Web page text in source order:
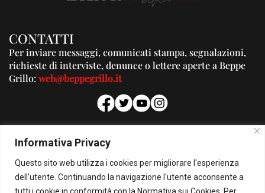
Informativa Privacy
Questo sito web utilizza i cookies per migliorare l'esperienza
dell'utente. Continuando la navigazione l'utente acconsente a
tutti i cookie in conformità con la Normativa sui Cookies. Per
CONTATTI
Per inviare messaggi, comunicati stampa, segnalazioni,
richieste di interviste, denunce o lettere aperte a Beppe
Grillo:web@beppegrillo.it
PUBBLICITA'
Per la tua pubblicità su questo Blog:
pubblicita@beppegrillo.it